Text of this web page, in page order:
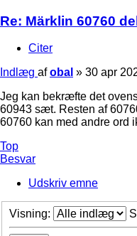
Re: Märklin 60760
Citer
Indlæg afobal » 30 apr
Jeg kan bekræfte det
60943 sæt. Resten af
60760 kan med andre ord
Top
Besvar
Udskriv emne
Visning: